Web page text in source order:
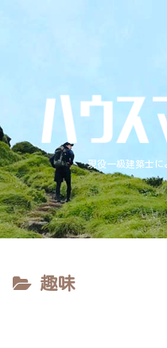
現役一級建築士
趣味